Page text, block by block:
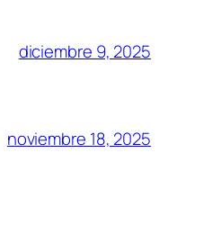
diciembre 9, 2025
noviembre 18, 2025